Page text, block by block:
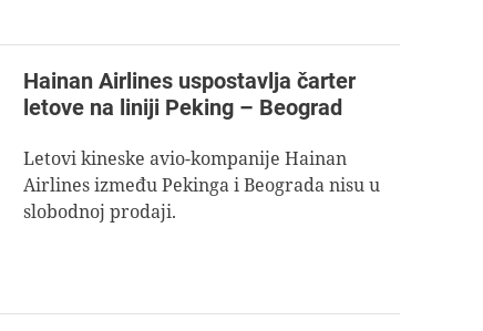
Hainan Airlines uspostavlja čarter
letove na liniji Peking – Beograd
Letovi kineske avio-kompanije Hainan
Airlines između Pekinga i Beograda nisu u
slobodnoj prodaji.